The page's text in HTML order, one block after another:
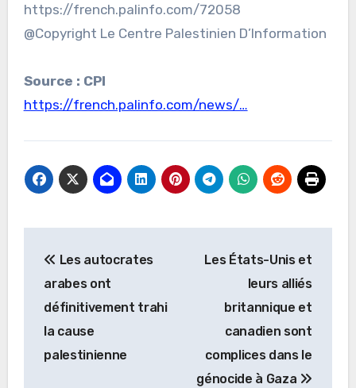
https://french.palinfo.com/72058
@Copyright Le Centre Palestinien D’Information
Source : CPI
https://french.palinfo.com/news/…
de
l’article
Les autocrates
arabes ont
définitivement trahi
la cause
palestinienne
Les États-Unis et
leurs alliés
britannique et
canadien sont
complices dans le
génocide à Gaza